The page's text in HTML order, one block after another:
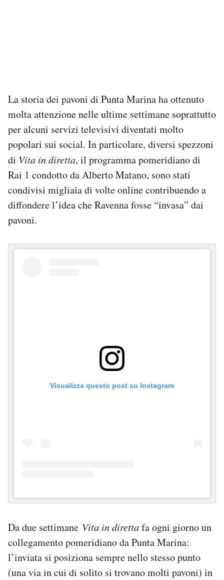
La storia dei pavoni di Punta Marina ha ottenuto
molta attenzione nelle ultime settimane soprattutto
per alcuni servizi televisivi diventati molto
popolari sui social. In particolare, diversi spezzoni
di Vita in diretta, il programma pomeridiano di
Rai 1 condotto da Alberto Matano, sono stati
condivisi migliaia di volte online contribuendo a
diffondere l’idea che Ravenna fosse “invasa” dai
pavoni.
Visualizza questo post su Instagram
Da due settimane Vita in direttafa ogni giorno un
collegamento pomeridiano da Punta Marina:
l’inviata si posiziona sempre nello stesso punto
(una via in cui di solito si trovano molti pavoni) in